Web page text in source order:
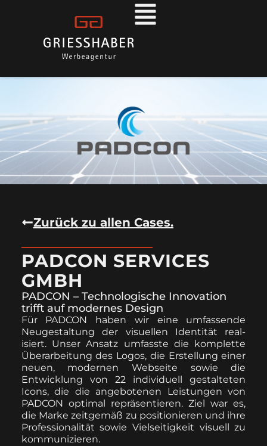
Zurück zu allen Cases.
PADCON SERVICES
GMBH
PADCON – Technologische Innovation
trifft auf modernes Design
Für PADCON haben wir eine umfassende
Neugestal­tung der visuellen Iden­tität real­
isiert. Unser Ansatz umfasste die kom­plette
Über­ar­beitung des Logos, die Erstel­lung ein­er
neuen, mod­er­nen Web­seite sowie die
Entwick­lung von 22 indi­vidu­ell gestal­teten
Icons, die die ange­bote­nen Leis­tun­gen von
PADCON opti­mal repräsen­tieren. Ziel war es,
die Marke zeit­gemäß zu posi­tion­ieren und ihre
Pro­fes­sion­al­ität sowie Viel­seit­igkeit visuell zu
kom­mu­nizieren.